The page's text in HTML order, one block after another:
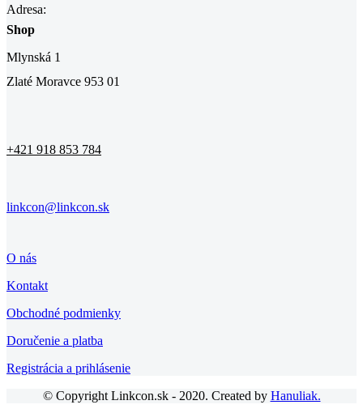
Adresa:
Shop
Mlynská 1
Zlaté Moravce 953 01
+421 918 853 784
linkcon@linkcon.sk
O nás
Kontakt
Obchodné podmienky
Doručenie a platba
Registrácia a prihlásenie
© Copyright Linkcon.sk - 2020. Created by Hanuliak.